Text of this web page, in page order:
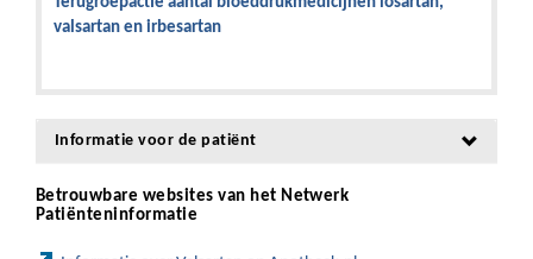
valsartan en irbesartan
Informatie voor de patiënt
Betrouwbare websites van het Netwerk
Patiënteninformatie